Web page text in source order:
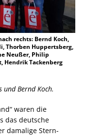
rechts: Bernd Koch,
Thorben Huppertsberg,
Neußer, Philip
Hendrik Tackenberg
und Bernd Koch.
waren die
das deutsche
damalige Stern-